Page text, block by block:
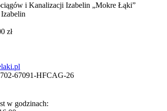
i Kanalizacji Izabelin „Mokre Łąki”
zł
67091-HFCAG-26
w godzinach: